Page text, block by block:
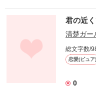
君の近
清楚ガー
総文字数/
恋愛(ピュア)
0